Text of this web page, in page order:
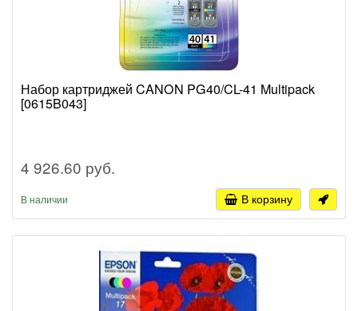
Набор картриджей CANON PG40/CL-41 Multipack
[0615B043]
4 926.60 руб.
В наличии В корзину